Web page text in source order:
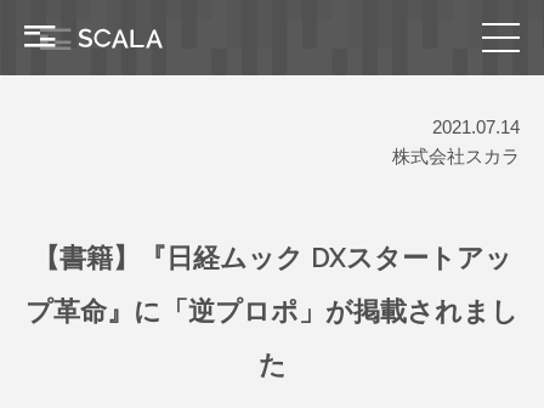
2021.07.14
株式会社スカラ
【書籍】『日経ムック DXスタートアッ
プ革命』に「逆プロポ」が掲載されまし
た